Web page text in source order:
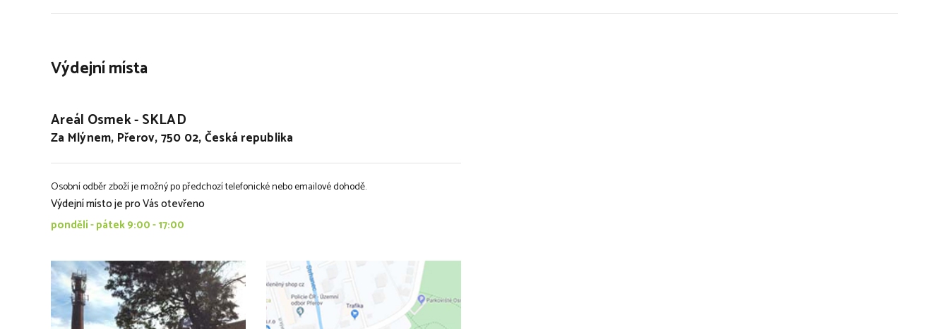
Výdejní místa
Areál Osmek - SKLAD
Za Mlýnem, Přerov, 750 02, Česká republika
Osobní odběr zboží je možný po předchozí telefonické nebo emailové dohodě.
Výdejní místo je pro Vás otevřeno
pondělí - pátek 9:00 - 17:00